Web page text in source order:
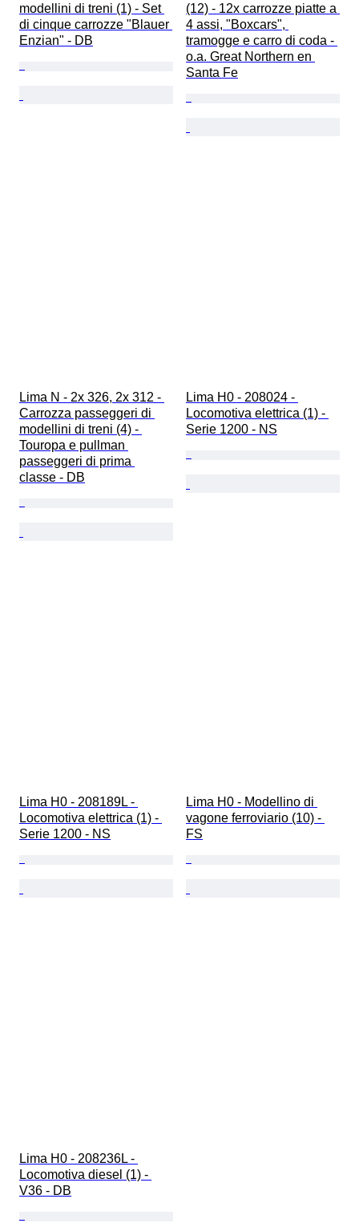
modellini di treni (1) - Set
di cinque carrozze "Blauer
Enzian" - DB
(12) - 12x carrozze piatte a
4 assi, "Boxcars",
tramogge e carro di coda -
o.a. Great Northern en
Santa Fe
Lima N - 2x 326, 2x 312 -
Carrozza passeggeri di
modellini di treni (4) -
Touropa e pullman
passeggeri di prima
classe - DB
Lima H0 - 208024 -
Locomotiva elettrica (1) -
Serie 1200 - NS
Lima H0 - 208189L -
Locomotiva elettrica (1) -
Serie 1200 - NS
Lima H0 - Modellino di
vagone ferroviario (10) -
FS
Lima H0 - 208236L -
Locomotiva diesel (1) -
V36 - DB